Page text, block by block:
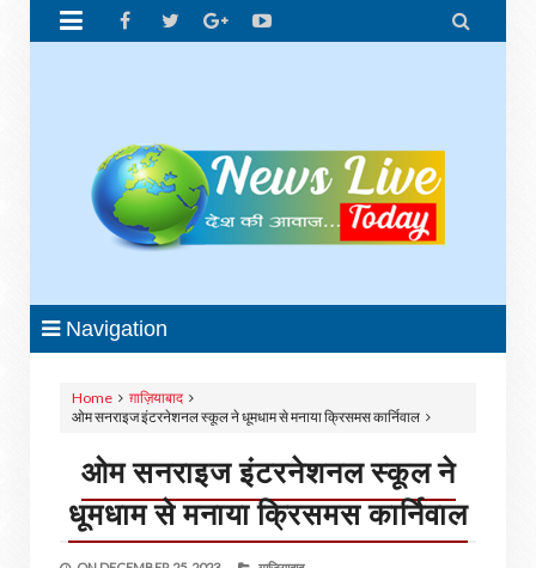
 
Navigation
Home
ग़ाज़ियाबाद
ओम सनराइज इंटरनेशनल स्कूल ने धूमधाम से मनाया क्रिसमस कार्निवाल
ओम सनराइज इंटरनेशनल स्कूल ने
धूमधाम से मनाया क्रिसमस कार्निवाल